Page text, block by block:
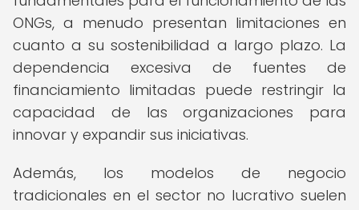
ONGs, a menudo presentan limitaciones en
cuanto a su sostenibilidad a largo plazo. La
dependencia excesiva de fuentes de
financiamiento limitadas puede restringir la
capacidad de las organizaciones para
innovar y expandir sus iniciativas.
Además, los modelos de negocio
tradicionales en el sector no lucrativo suelen